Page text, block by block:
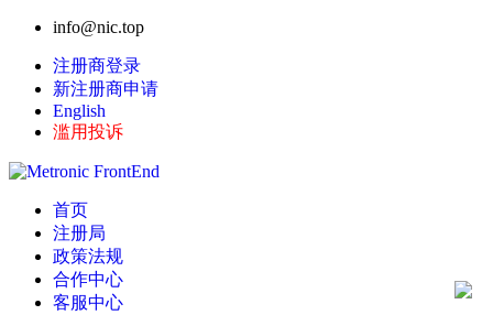
info@nic.top
注册商登录
新注册商申请
English
滥用投诉
首页
注册局
政策法规
合作中心
客服中心